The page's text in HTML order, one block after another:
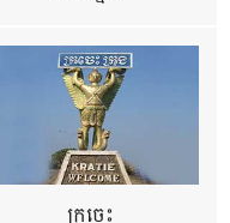
ក្រចេះ